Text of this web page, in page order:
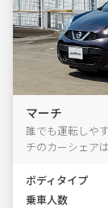
マーチ
誰でも運転しや
チのカーシェア
ボディタイプ
乗車人数